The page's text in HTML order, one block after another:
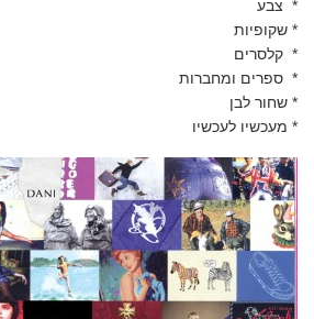
* צבע
* שקופיות
* קלסרים
* ספרים ומחברות
* שחור לבן
* מעכשיו לעכשיו